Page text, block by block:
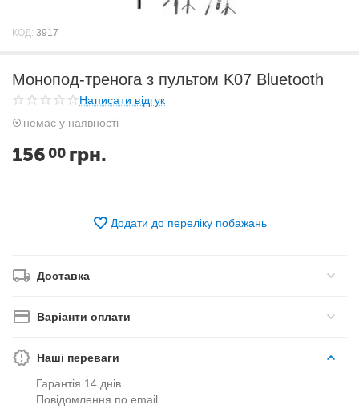
КОД: 3917
Монопод-тренога з пультом K07 Bluetooth
Написати відгук
немає у наявності
156 00 грн.
Додати до переліку побажань
Доставка
Варіанти оплати
Наші переваги
Гарантія 14 днів
Повідомлення по email